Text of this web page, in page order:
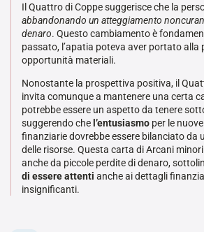
Il Quattro di Coppe suggerisce che la
abbandonando un atteggiamento
denaro. Questo cambiamento è
passato, l’apatia poteva aver portato alla
opportunità materiali.
Nonostante la prospettiva positiva, il
invita comunque a mantenere una certa
potrebbe essere un aspetto da tenere
suggerendo che l’entusiasmo per le
finanziarie dovrebbe essere bilanciato da
delle risorse. Questa carta di Arcani
anche da piccole perdite di denaro,
di essere attenti anche ai dettagli
insignificanti.